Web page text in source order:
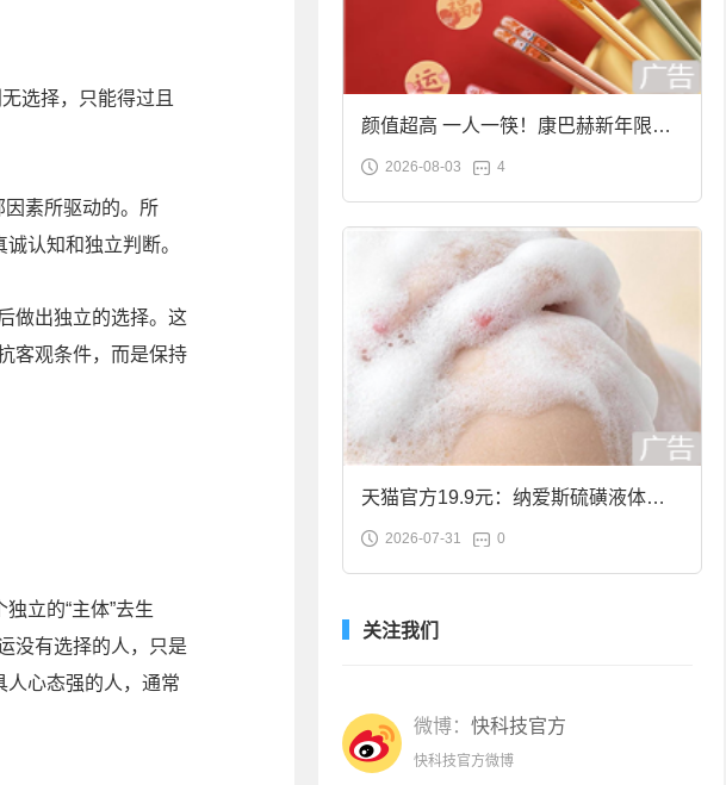
选择，只能得过且
素所驱动的。所
认知和独立判断。
做出独立的选择。这
客观条件，而是保持
立的“主体”去生
没有选择的人，只是
人心态强的人，通常
颜值超高 一人一筷！康巴赫新年限定
合金筷子大促：19.9元
2026-08-03 4
天猫官方19.9元：纳爱斯硫磺液体香
皂2斤大促
2026-07-31 0
关注我们
微博： 快科技官方
快科技官方微博